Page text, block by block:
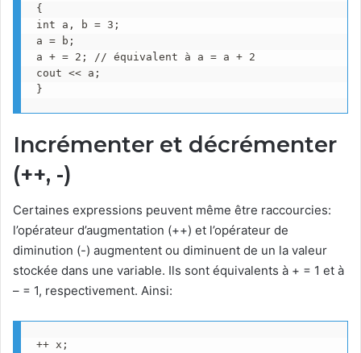
{
int a, b = 3;
a = b;
a + = 2; // équivalent à a = a + 2
cout << a;
}
Incrémenter et décrémenter
(++, -)
Certaines expressions peuvent même être raccourcies:
l’opérateur d’augmentation (++) et l’opérateur de
diminution (-) augmentent ou diminuent de un la valeur
stockée dans une variable. Ils sont équivalents à + = 1 et à
– = 1, respectivement. Ainsi:
++ x;